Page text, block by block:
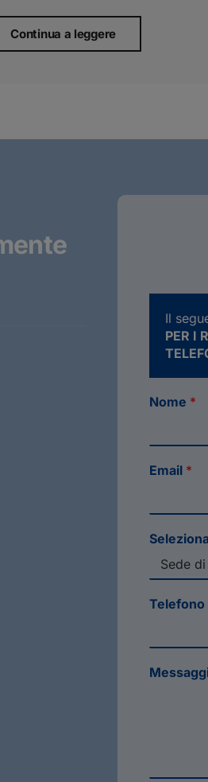
Continua a leggere
Il
PER I
Nome *
Email *
Telefono